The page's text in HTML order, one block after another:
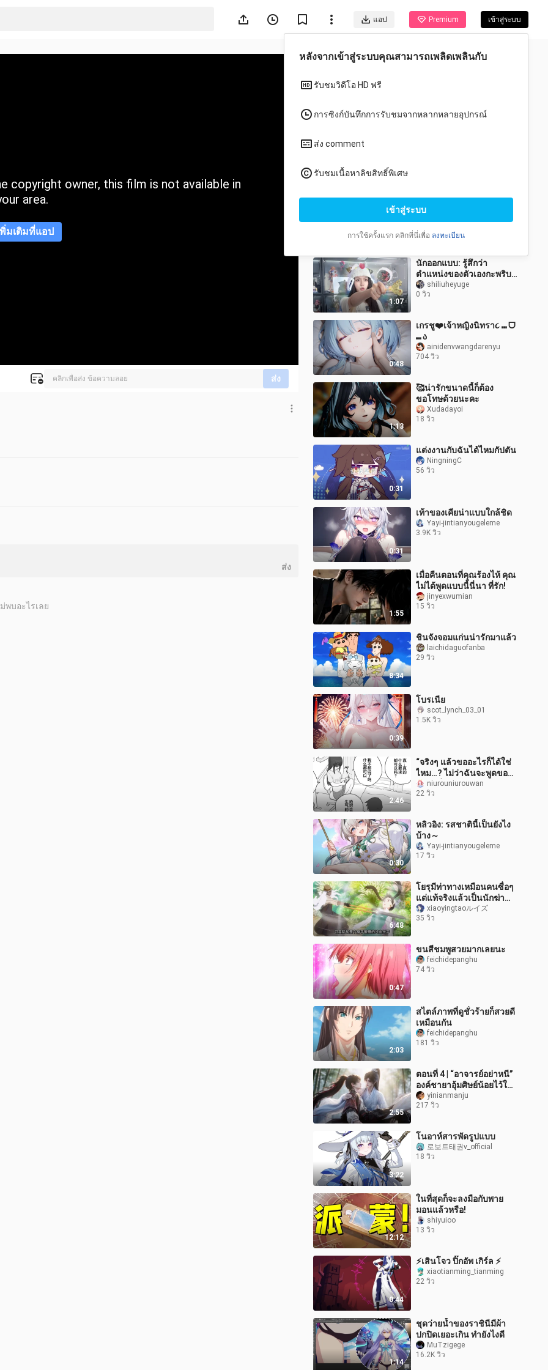
แอป Premium เข้าสู่ระบบ
copyright owner, this film is not available in
area.
มเติมที่แอป
ส่ง
ทั้งหมด อนิเมะ
1:40
"ดู" Bronya - "Cat
Walk"ᗜ‸ᗜ
ラリるレロ
74.6K วิว
1:07
นักออกแบบ: รู้สึกว่า
ตำแหน่งของตัวเองกะพริบ
เป็นระยะๆ
shiliuheyuge
0 วิว
0:48
เกรชู❤️เจ้าหญิงนิทรา૮ ⑉ ᗜ
⑉ ა
ainidenvwangdarenyu
704 วิว
1:13
🥰น่ารักขนาดนี้ก็ต้อง
ขอโทษด้วยนะคะ
Xudadayoi
18 วิว
0:31
แต่งงานกับฉันได้ไหมกัปตัน
NingningC
56 วิว
0:31
เท้าของเคียน่าแบบใกล้ชิด
Yayi-jintianyougeleme
3.9K วิว
1:55
เมื่อคืนตอนที่คุณร้องไห้ คุณ
ไม่ได้พูดแบบนี้นี่นา ที่รัก!
jinyexwumian
15 วิว
8:34
ชินจังจอมแก่นน่ารักมาแล้ว
laichidaguofanba
29 วิว
0:39
โบรเนีย
scot_lynch_03_01
1.5K วิว
2:46
“จริงๆ แล้วขออะไรก็ได้ใช่
ไหม…? ไม่ว่าฉันจะพูดขอ
อะไร พี่สาวอย่าโกรธนะ…?”
niurouniurouwan
22 วิว
0:30
หลิวอิง: รสชาตินี้เป็นยังไง
บ้าง～
Yayi-jintianyougeleme
17 วิว
6:48
โยรุมีท่าทางเหมือนคนซื่อๆ
แต่แท้จริงแล้วเป็นนักฆ่า
เลือดเย็นผู้คล่องแคล่วว่องไว
xiaoyingtaoルイズ
35 วิว
0:47
ขนสีชมพูสวยมากเลยนะ
feichidepanghu
74 วิว
2:03
สไตล์ภาพที่ดูชั่วร้ายก็สวยดี
เหมือนกัน
feichidepanghu
181 วิว
2:55
ตอนที่ 4 | “อาจารย์อย่าหนี”
องค์ชายาอุ้มศิษย์น้อยไว้ใน
อ้อมแขน
yinianmanju
217 วิว
3:22
โนอาห์สารพัดรูปแบบ
로보트태권v_official
18 วิว
12:12
ในที่สุดก็จะลงมือกับพาย
มอนแล้วหรือ!
shiyuioo
13 วิว
0:44
⚡เสินโจว ปิ๊กอัพ เกิร์ล ⚡
xiaotianming_tianming
22 วิว
1:14
ชุดว่ายน้ำของราชินีมีผ้า
ปกปิดเยอะเกิน ทำยังไงดี
MuTzigege
16.2K วิว
ส่ง
พบอะไรเลย